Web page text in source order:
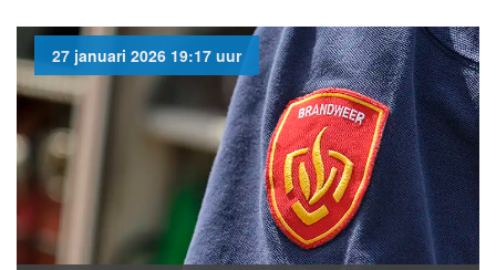
27 januari 2026 19:17 uur